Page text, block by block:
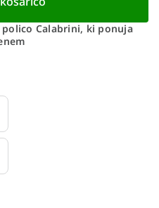
Calabrini, ki ponuja